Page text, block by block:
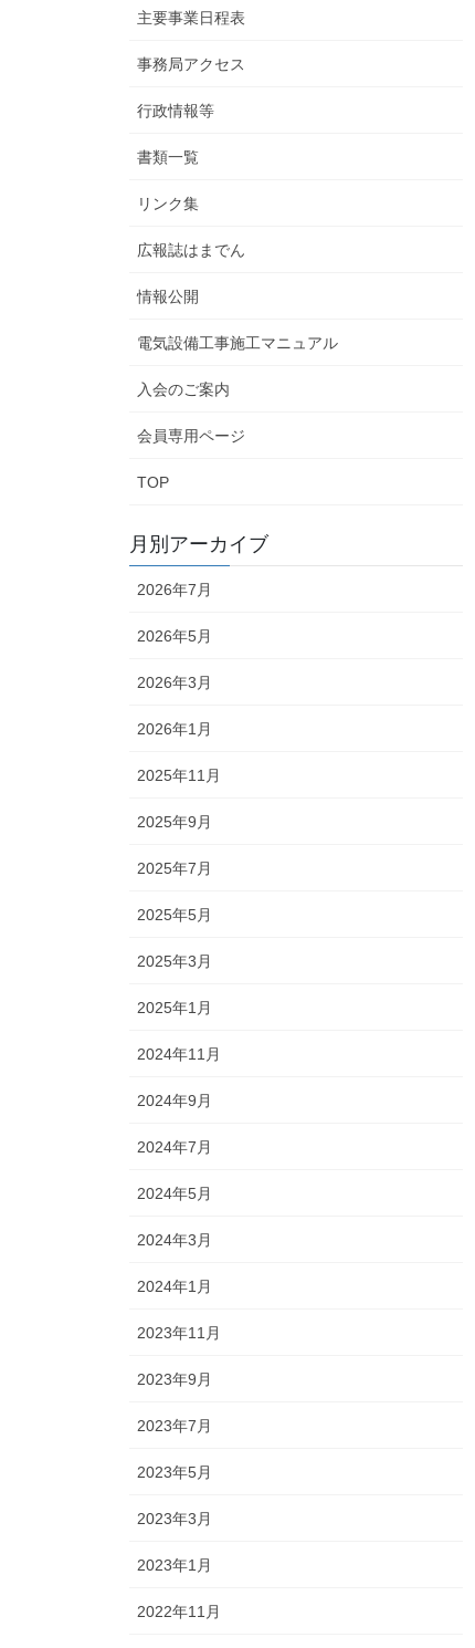
主要事業日程表
事務局アクセス
行政情報等
書類一覧
リンク集
広報誌はまでん
情報公開
電気設備工事施工マニュアル
入会のご案内
会員専用ページ
TOP
月別アーカイブ
2026年7月
2026年5月
2026年3月
2026年1月
2025年11月
2025年9月
2025年7月
2025年5月
2025年3月
2025年1月
2024年11月
2024年9月
2024年7月
2024年5月
2024年3月
2024年1月
2023年11月
2023年9月
2023年7月
2023年5月
2023年3月
2023年1月
2022年11月